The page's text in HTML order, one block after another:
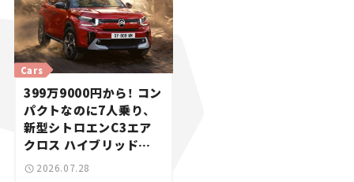
Cars
399万9000円から！ コン
パクトなのに7人乗り、
新型シトロエンC3エア
クロス ハイブリッドが
上陸【新車ニュース】
2026.07.28